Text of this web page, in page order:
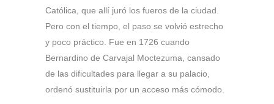
Católica, que allí juró los fueros de la ciudad.
Pero con el tiempo, el paso se volvió estrecho
y poco práctico. Fue en 1726 cuando
Bernardino de Carvajal Moctezuma, cansado
de las dificultades para llegar a su palacio,
ordenó sustituirla por un acceso más cómodo.